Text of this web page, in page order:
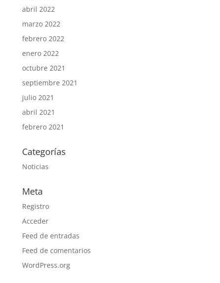
abril 2022
marzo 2022
febrero 2022
enero 2022
octubre 2021
septiembre 2021
julio 2021
abril 2021
febrero 2021
Categorías
Noticias
Meta
Registro
Acceder
Feed de entradas
Feed de comentarios
WordPress.org